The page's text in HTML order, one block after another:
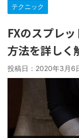
テクニック
FXのスプレ
方法を詳しく
投稿日： 2020年3月6